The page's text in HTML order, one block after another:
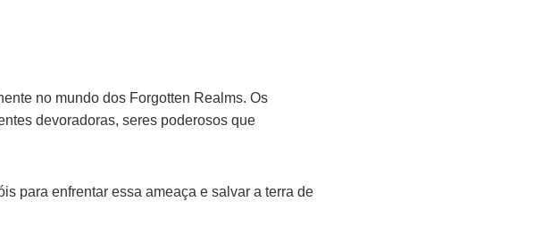
no mundo dos Forgotten Realms. Os
devoradoras, seres poderosos que
para enfrentar essa ameaça e salvar a terra de